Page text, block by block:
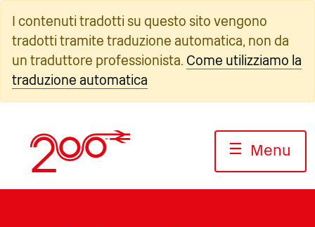
contenuto
I contenuti tradotti su questo sito vengono
tradotti tramite traduzione automatica, non da
un traduttore professionista. Come utilizziamo la
traduzione automatica
☰ Menu